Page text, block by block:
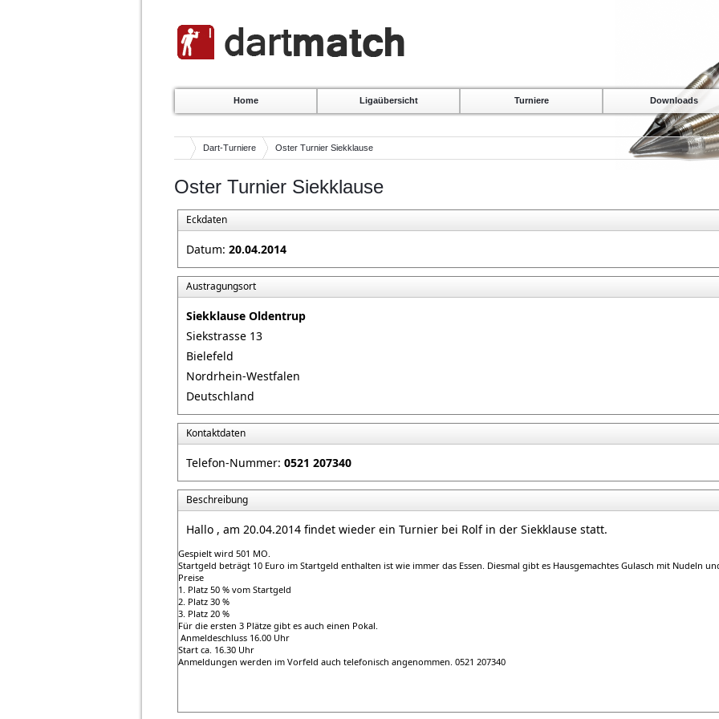
Home Ligaübersicht Turniere Downloads
Dart-Turniere Oster Turnier Siekklause
Oster Turnier Siekklause
Eckdaten
Datum: 20.04.2014
Austragungsort
Siekklause Oldentrup
Siekstrasse 13
Bielefeld
Nordrhein-Westfalen
Deutschland
Kontaktdaten
Telefon-Nummer: 0521 207340
Beschreibung
Hallo , am 20.04.2014 findet wieder ein Turnier bei Rolf in der Siekklause statt.
Gespielt wird 501 MO.
Startgeld beträgt 10 Euro im Startgeld enthalten ist wie immer das Essen. Diesmal gibt es Hausgemachtes Gulasch mit Nudeln
Preise
1. Platz 50 % vom Startgeld
2. Platz 30 %
3. Platz 20 %
Für die ersten 3 Plätze gibt es auch einen Pokal.
Anmeldeschluss 16.00 Uhr
Start ca. 16.30 Uhr
Anmeldungen werden im Vorfeld auch telefonisch angenommen. 0521 207340